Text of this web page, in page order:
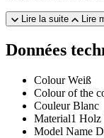
Lire la suite Lire
Données
Colour Weiß
Colour of the
Couleur Blanc
Material1 Holz
Model Name